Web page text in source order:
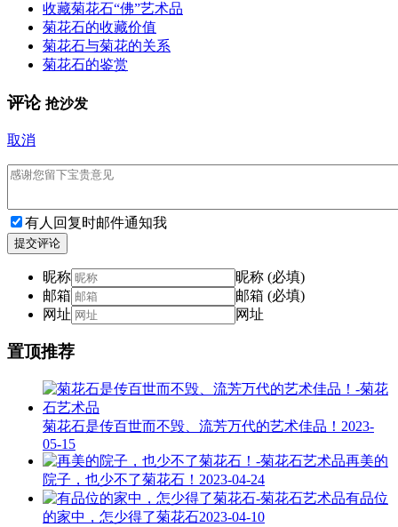
收藏菊花石“佛”艺术品
菊花石的收藏价值
菊花石与菊花的关系
菊花石的鉴赏
评论 抢沙发
取消
有人回复时邮件通知我
提交评论
昵称
昵称 (必填)
邮箱
邮箱 (必填)
网址
网址
置顶推荐
菊花石是传百世而不毁、流芳万代的艺术佳品！ 2023-
05-15
再美的
院子，也少不了菊花石！ 2023-04-24
有品位
的家中，怎少得了菊花石2023-04-10